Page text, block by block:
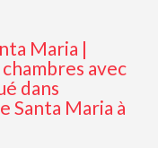
Maria |
avec
dans
Santa Maria à